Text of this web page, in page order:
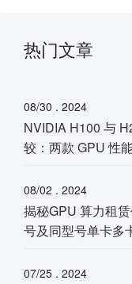
热门文章
08/30 . 2024
NVIDIA H100 与
较：两款 GPU 性
08/02 . 2024
揭秘GPU 算力租
号及同型号单卡多
07/25 . 2024